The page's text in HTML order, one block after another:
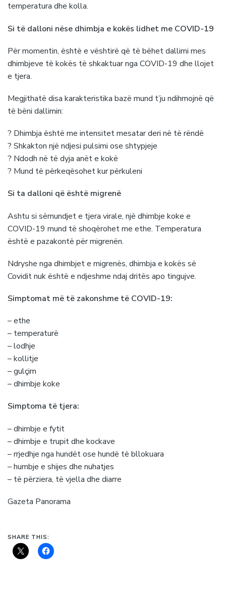
temperatura dhe kolla.
Si të dalloni nëse dhimbja e kokës lidhet me COVID-19
Për momentin, është e vështirë që të bëhet dallimi mes
dhimbjeve të kokës të shkaktuar nga COVID-19 dhe llojet
e tjera.
Megjithatë disa karakteristika bazë mund t’ju ndihmojnë që
të bëni dallimin:
? Dhimbja është me intensitet mesatar deri në të rëndë
? Shkakton një ndjesi pulsimi ose shtypjeje
? Ndodh në të dyja anët e kokë
? Mund të përkeqësohet kur përkuleni
Si ta dalloni që është migrenë
Ashtu si sëmundjet e tjera virale, një dhimbje koke e
COVID-19 mund të shoqërohet me ethe. Temperatura
është e pazakontë për migrenën.
Ndryshe nga dhimbjet e migrenës, dhimbja e kokës së
Covidit nuk është e ndjeshme ndaj dritës apo tingujve.
Simptomat më të zakonshme të COVID-19:
– ethe
– temperaturë
– lodhje
– kollitje
– gulçim
– dhimbje koke
Simptoma të tjera:
– dhimbje e fytit
– dhimbje e trupit dhe kockave
– rrjedhje nga hundët ose hundë të bllokuara
– humbje e shijes dhe nuhatjes
– të përziera, të vjella dhe diarre
Gazeta Panorama
SHARE THIS: